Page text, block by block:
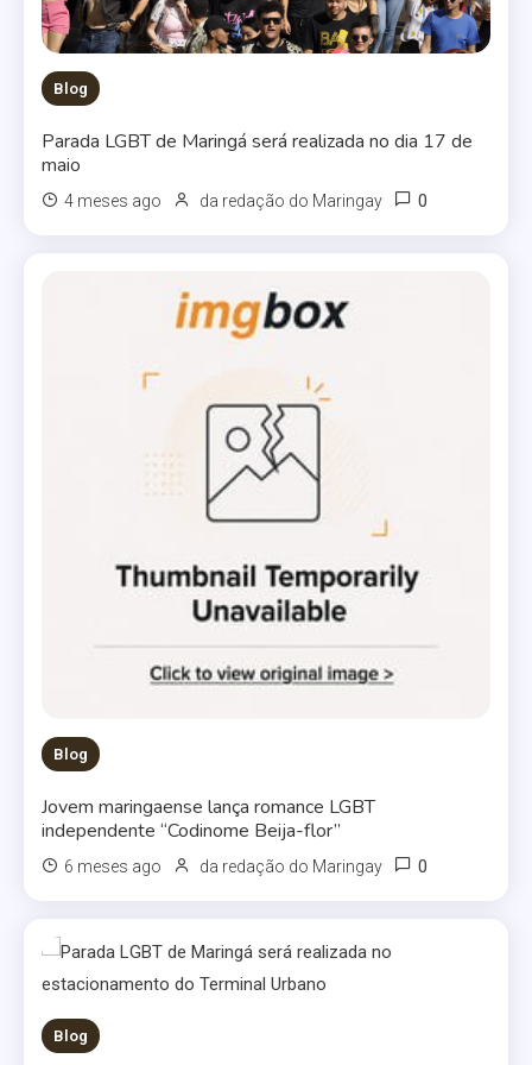
Blog
Parada LGBT de Maringá será realizada no dia 17 de
maio
4 meses ago da redação do Maringay 0
Blog
Jovem maringaense lança romance LGBT
independente “Codinome Beija-flor”
6 meses ago da redação do Maringay 0
Blog